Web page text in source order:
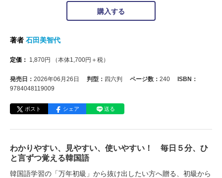
購入する
著者 石田美智代
定価： 1,870円 （本体1,700円＋税）
発売日： 2026年06月26日 判型： 四六判 ページ数： 240
ISBN：
9784048119009
ポスト シェア 送る
わかりやすい、見やすい、使いやすい！ 毎日５分、ひ
と言ずつ覚える韓国語
韓国語学習の「万年初級」から抜け出したい方へ贈る、初級から